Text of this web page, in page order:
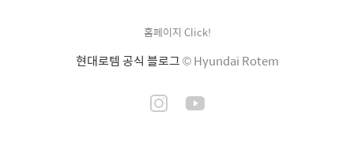
홈페이지 Click!
현대로템 공식 블로그© Hyundai Rotem